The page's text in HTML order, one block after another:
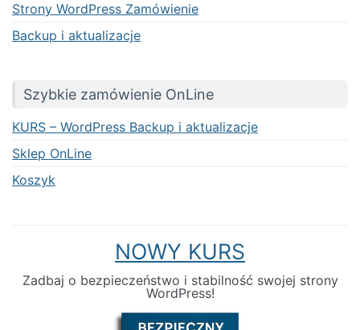
Strony WordPress Zamówienie
Backup i aktualizacje
Szybkie zamówienie OnLine
KURS – WordPress Backup i aktualizacje
Sklep OnLine
Koszyk
NOWY KURS
Zadbaj o bezpieczeństwo i stabilność swojej strony
WordPress!